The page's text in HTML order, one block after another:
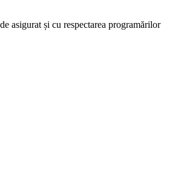
asigurat și cu respectarea programărilor